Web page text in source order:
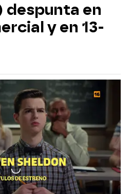
despunta en
y en 13-